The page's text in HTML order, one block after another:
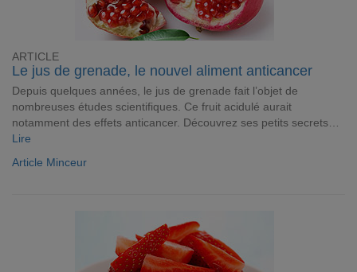
ARTICLE
Le jus de grenade, le nouvel aliment anticancer
Depuis quelques années, le jus de grenade fait l’objet de
nombreuses études scientifiques. Ce fruit acidulé aurait
notamment des effets anticancer. Découvrez ses petits secrets…
Lire
Article Minceur